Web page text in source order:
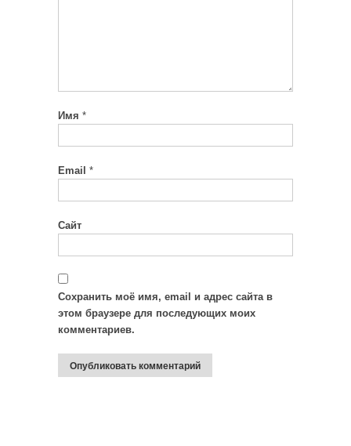
Имя *
Email *
Сайт
Сохранить моё имя, email и адрес сайта в
этом браузере для последующих моих
комментариев.